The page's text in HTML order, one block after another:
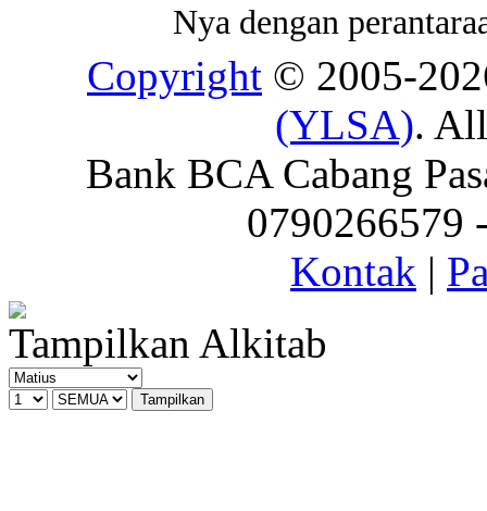
Nya dengan
Copyright © 2005-
(YLSA).
Bank BCA Cabang
0790266579
Kontak |
Tampilkan Alkitab